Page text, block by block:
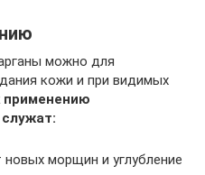
можно для
кожи и при видимых
применению
морщин и углубление